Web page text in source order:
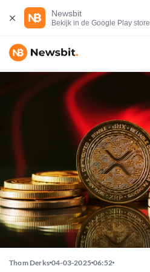
Newsbit
Bekijk in de Google Play store
Thom Derks 04-03-2025 06:52